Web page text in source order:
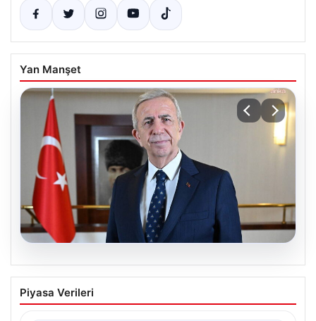
Yan Manşet
Mansur Yavaş’tan Ata Çiftliği’ne Davet:
Doğa ile İç İçe Bir Gün Geçirmeye Davet
Piyasa Verileri